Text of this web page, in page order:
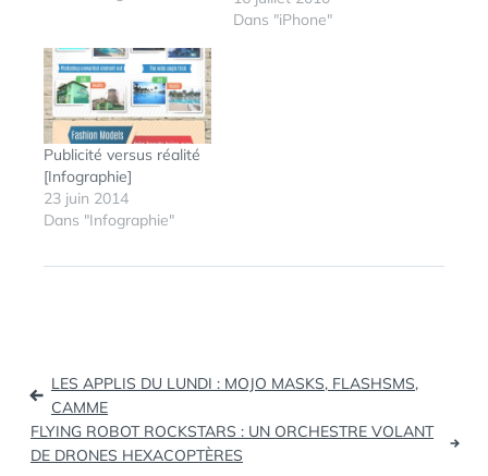
Dans "iPhone"
Publicité versus réalité
[Infographie]
23 juin 2014
Dans "Infographie"
Navigation
de
l’article
LES APPLIS DU LUNDI : MOJO MASKS, FLASHSMS,
CAMME
FLYING ROBOT ROCKSTARS : UN ORCHESTRE VOLANT
DE DRONES HEXACOPTÈRES